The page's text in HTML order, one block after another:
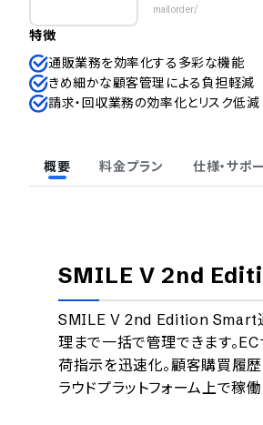
mailorder/
特徴
通販業務を効率化する多彩な機能
きめ細かな顧客管理による負担軽減
請求・回収業務の効率化とリスク低減
概要 料金プラン 仕様・サポ
SMILE V 2nd
SMILE V 2nd Edition Smart通
理まで一括で管理できます。
荷指示を迅速化。顧客購買履
ラウドプラットフォーム上で稼